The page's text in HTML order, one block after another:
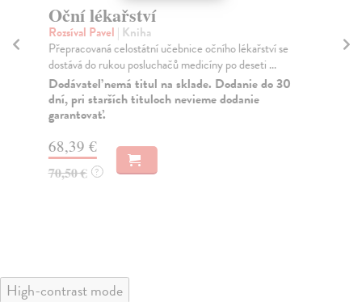
Oční lékařství
Rozsíval Pavel | Kniha
Přepracovaná celostátní učebnice očního lékařství se
dostává do rukou posluchačů medicíny po deseti ...
Dodávateľ nemá titul na sklade. Dodanie do 30
dní, pri starších tituloch nevieme dodanie
garantovať.
68,39 €
70,50 € ?
High-contrast mode